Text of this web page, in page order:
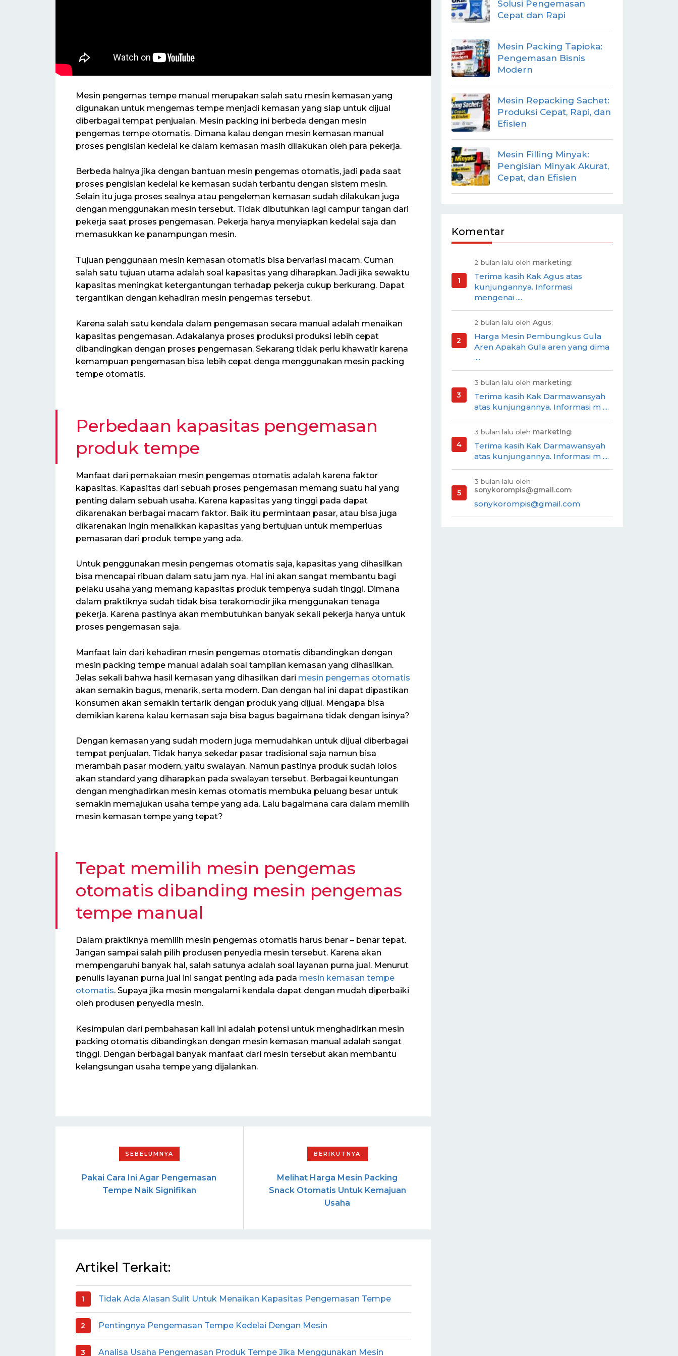
Mesin pengemas tempe manual merupakan salah satu mesin kemasan yang
digunakan untuk mengemas tempe menjadi kemasan yang siap untuk dijual
diberbagai tempat penjualan. Mesin packing ini berbeda dengan mesin
pengemas tempe otomatis. Dimana kalau dengan mesin kemasan manual
proses pengisian kedelai ke dalam kemasan masih dilakukan oleh para pekerja.
Berbeda halnya jika dengan bantuan mesin pengemas otomatis, jadi pada saat
proses pengisian kedelai ke kemasan sudah terbantu dengan sistem mesin.
Selain itu juga proses sealnya atau pengeleman kemasan sudah dilakukan juga
dengan menggunakan mesin tersebut. Tidak dibutuhkan lagi campur tangan dari
pekerja saat proses pengemasan. Pekerja hanya menyiapkan kedelai saja dan
memasukkan ke panampungan mesin.
Tujuan penggunaan mesin kemasan otomatis bisa bervariasi macam. Cuman
salah satu tujuan utama adalah soal kapasitas yang diharapkan. Jadi jika sewaktu
kapasitas meningkat ketergantungan terhadap pekerja cukup berkurang. Dapat
tergantikan dengan kehadiran mesin pengemas tersebut.
Karena salah satu kendala dalam pengemasan secara manual adalah menaikan
kapasitas pengemasan. Adakalanya proses produksi produksi lebih cepat
dibandingkan dengan proses pengemasan. Sekarang tidak perlu khawatir karena
kemampuan pengemasan bisa lebih cepat denga menggunakan mesin packing
tempe otomatis.
Perbedaan kapasitas pengemasan
produk tempe
Manfaat dari pemakaian mesin pengemas otomatis adalah karena faktor
kapasitas. Kapasitas dari sebuah proses pengemasan memang suatu hal yang
penting dalam sebuah usaha. Karena kapasitas yang tinggi pada dapat
dikarenakan berbagai macam faktor. Baik itu permintaan pasar, atau bisa juga
dikarenakan ingin menaikkan kapasitas yang bertujuan untuk memperluas
pemasaran dari produk tempe yang ada.
Untuk penggunakan mesin pengemas otomatis saja, kapasitas yang dihasilkan
bisa mencapai ribuan dalam satu jam nya. Hal ini akan sangat membantu bagi
pelaku usaha yang memang kapasitas produk tempenya sudah tinggi. Dimana
dalam praktiknya sudah tidak bisa terakomodir jika menggunakan tenaga
pekerja. Karena pastinya akan membutuhkan banyak sekali pekerja hanya untuk
proses pengemasan saja.
Manfaat lain dari kehadiran mesin pengemas otomatis dibandingkan dengan
mesin packing tempe manual adalah soal tampilan kemasan yang dihasilkan.
Jelas sekali bahwa hasil kemasan yang dihasilkan dari mesin pengemas otomatis
akan semakin bagus, menarik, serta modern. Dan dengan hal ini dapat dipastikan
konsumen akan semakin tertarik dengan produk yang dijual. Mengapa bisa
demikian karena kalau kemasan saja bisa bagus bagaimana tidak dengan isinya?
Dengan kemasan yang sudah modern juga memudahkan untuk dijual diberbagai
tempat penjualan. Tidak hanya sekedar pasar tradisional saja namun bisa
merambah pasar modern, yaitu swalayan. Namun pastinya produk sudah lolos
akan standard yang diharapkan pada swalayan tersebut. Berbagai keuntungan
dengan menghadirkan mesin kemas otomatis membuka peluang besar untuk
semakin memajukan usaha tempe yang ada. Lalu bagaimana cara dalam memlih
mesin kemasan tempe yang tepat?
Tepat memilih mesin pengemas
otomatis dibanding mesin pengemas
tempe manual
Dalam praktiknya memilih mesin pengemas otomatis harus benar – benar tepat.
Jangan sampai salah pilih produsen penyedia mesin tersebut. Karena akan
mempengaruhi banyak hal, salah satunya adalah soal layanan purna jual. Menurut
penulis layanan purna jual ini sangat penting ada pada mesin kemasan tempe
otomatis. Supaya jika mesin mengalami kendala dapat dengan mudah diperbaiki
oleh produsen penyedia mesin.
Kesimpulan dari pembahasan kali ini adalah potensi untuk menghadirkan mesin
packing otomatis dibandingkan dengan mesin kemasan manual adalah sangat
tinggi. Dengan berbagai banyak manfaat dari mesin tersebut akan membantu
kelangsungan usaha tempe yang dijalankan.
Pakai Cara Ini Agar Pengemasan
Tempe Naik Signifikan
Melihat Harga Mesin Packing
Snack Otomatis Untuk Kemajuan
Usaha
Artikel Terkait:
Tidak Ada Alasan Sulit Untuk Menaikan Kapasitas Pengemasan Tempe
Pentingnya Pengemasan Tempe Kedelai Dengan Mesin
Analisa Usaha Pengemasan Produk Tempe Jika Menggunakan Mesin
Solusi Pengemasan
Cepat dan Rapi
Mesin Packing Tapioka:
Pengemasan Bisnis
Modern
Mesin Repacking Sachet:
Produksi Cepat, Rapi, dan
Efisien
Mesin Filling Minyak:
Pengisian Minyak Akurat,
Cepat, dan Efisien
Komentar
2 bulan lalu oleh marketing:
Terima kasih Kak Agus atas
kunjungannya. Informasi
mengenai ....
2 bulan lalu oleh Agus:
Harga Mesin Pembungkus Gula
Aren Apakah Gula aren yang dima
....
3 bulan lalu oleh marketing:
Terima kasih Kak Darmawansyah
atas kunjungannya. Informasi m ....
3 bulan lalu oleh marketing:
Terima kasih Kak Darmawansyah
atas kunjungannya. Informasi m ....
3 bulan lalu oleh
sonykorompis@gmail.com:
sonykorompis@gmail.com